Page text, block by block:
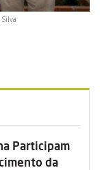
Participam
da